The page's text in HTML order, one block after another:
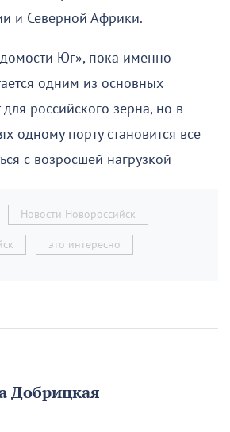
и Северной Африки.
Юг», пока именно
одним из основных
российского зерна, но в
одному порту становится все
с возросшей нагрузкой
Новости Новороссийск
это интересно
Добрицкая